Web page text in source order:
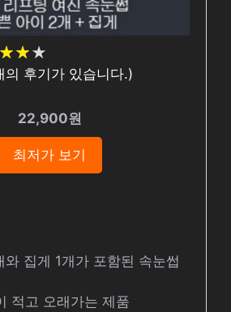
★★★
★★★
의 후기가 있습니다.)
22,900원
최저가 보기
집게 1개가 포함된 속눈썹
적고 오래가는 제품